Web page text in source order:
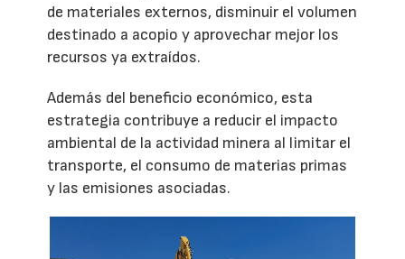
de materiales externos, disminuir el volumen
destinado a acopio y aprovechar mejor los
recursos ya extraídos.
Además del beneficio económico, esta
estrategia contribuye a reducir el impacto
ambiental de la actividad minera al limitar el
transporte, el consumo de materias primas
y las emisiones asociadas.